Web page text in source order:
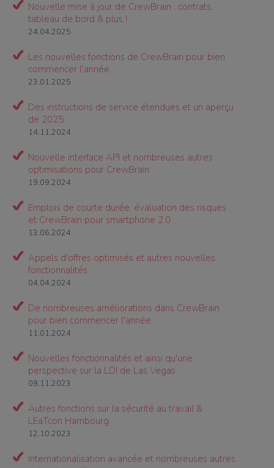
Nouvelle mise à jour de CrewBrain : contrats,
tableau de bord & plus !
24.04.2025
Les nouvelles fonctions de CrewBrain pour bien
commencer l'année
23.01.2025
Des instructions de service étendues et un aperçu
de 2025
14.11.2024
Nouvelle interface API et nombreuses autres
optimisations pour CrewBrain
19.09.2024
Emplois de courte durée, évaluation des risques
et CrewBrain pour smartphone 2.0
13.06.2024
Appels d'offres optimisés et autres nouvelles
fonctionnalités
04.04.2024
De nombreuses améliorations dans CrewBrain
pour bien commencer l'année
11.01.2024
Nouvelles fonctionnalités et ainsi qu'une
perspective sur la LDI de Las Vegas
09.11.2023
Autres fonctions sur la sécurité au travail &
LEaTcon Hambourg
12.10.2023
Internationalisation avancée et nombreuses autres